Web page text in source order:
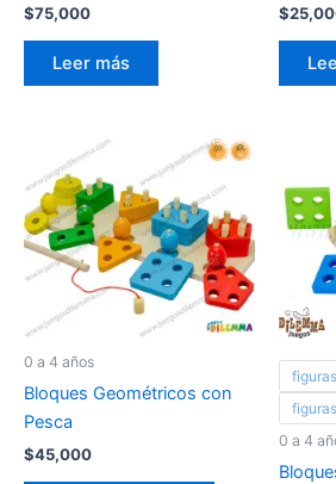
$75,000
Leer más
$
0 a 4 años
Bloques Geométricos con
Pesca
$45,000
0 a 4